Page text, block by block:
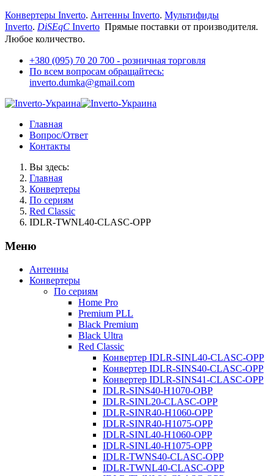
Конвертеры Inverto. Антенны Inverto. Мультифиды
Inverto. DiSEqC Inverto Прямые поставки от производителя.
Любое количество.
+380 (095) 70 20 700 - розничная торговля
По всем вопросам обращайтесь:
inverto.dumka@gmail.com
Главная
Вопрос/Ответ
Контакты
Вы здесь:
Главная
Конвертеры
По сериям
Red Classic
IDLR-TWNL40-CLASC-OPP
Меню
Антенны
Конвертеры
По сериям
Home Pro
Premium PLL
Black Premium
Black Ultra
Red Classic
Конвертер IDLR-SINL40-CLASC-OPP
Конвертер IDLR-SINS40-CLASC-OPP
Конвертер IDLR-SINS41-CLASC-OPP
IDLR-SINS40-H1070-OBP
IDLR-SINL20-CLASC-OPP
IDLR-SINR40-H1060-OPP
IDLR-SINR40-H1075-OPP
IDLR-SINL40-H1060-OPP
IDLR-SINL40-H1075-OPP
IDLR-TWNS40-CLASC-OPP
IDLR-TWNL40-CLASC-OPP